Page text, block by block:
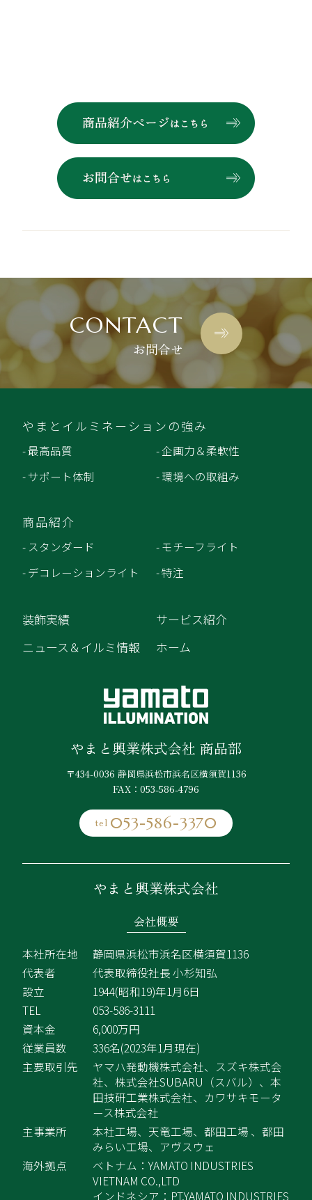
CONTACT
お問合せ
やまと興業株式会社
会社概要
本社所在地
静岡県浜松市浜名区横須賀1136
代表者
代表取締役社長 小杉知弘
設立
1944(昭和19)年1月6日
TEL
053-586-3111
資本金
6,000万円
従業員数
336名(2023年1月現在)
主要取引先
ヤマハ発動機株式会社、スズキ株式会
社、株式会社SUBARU（スバル）、本
田技研工業株式会社、カ ワサキモータ
ース株式会社
主事業所
本社工場、天竜工場、都田工場 、都田
みらい工場、
アヴスウェ
海外拠点
ベトナム：YAMATO INDUSTRIES
VIETNAM CO.,LTD
インドネシア：PT.YAMATO INDUSTRIES
やまと興業株式会社 商品部
〒434-0036 静岡県浜松市浜名区横須賀1136
FAX：053-586-4796
tel 053-586-3370
やまとイルミネーションの強み
- 最高品質
- 企画力＆柔軟性
- サポート体制
- 環境への取組み
商品紹介
- スタンダード
- モチーフライト
- デコレーションライト
- 特注
装飾実績
サービス紹介
ニュース＆イルミ情報
ホーム